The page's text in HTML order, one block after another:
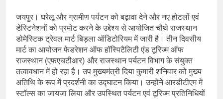
जयपुर। घरेलू और ग्रामीण पर्यटन को बढ़ावा देने और नए होटलों एवं
डेस्टिनेशनों को प्रमोट करने के उद्देश्य से आयोजित चौथे राजस्थान
डोमेस्टिक ट्रेवल मार्ट बिड़ला ऑडिटोरियम में जारी है। तीन दिवसीय
मार्ट का आयोजन फेडरेशन ऑफ हॉस्पिटैलिटी एंड टूरिज्म ऑफ
राजस्थान (एफएचटीआर) और राजस्थान पर्यटन विभाग के संयुक्त
तत्वावधान में हो रहा है। उप मुख्यमंत्री दिया कुमारी शनिवार को मुख्य
अतिथि के रूप में प्रदर्शनी का उद्घाटन किया। उन्होंने आरडीटीएम में
स्टॉल्स का जायजा लिया और उपस्थित पर्यटन एवं टूरिज्म प्रतिनिधियों